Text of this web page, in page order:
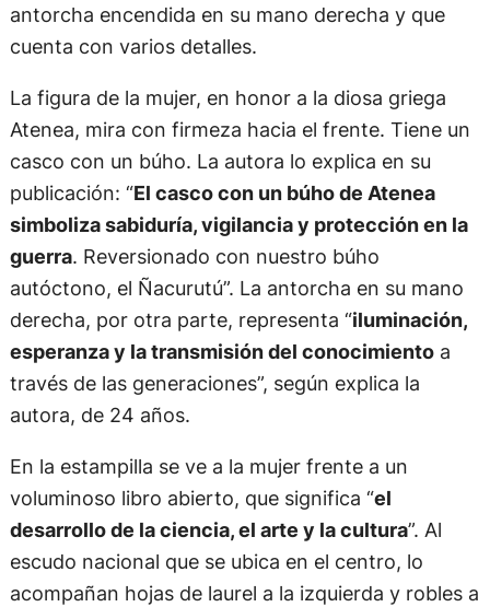
antorcha encendida en su mano derecha y que
cuenta con varios detalles.
La figura de la mujer, en honor a la diosa griega
Atenea, mira con firmeza hacia el frente. Tiene un
casco con un búho. La autora lo explica en su
publicación: “El casco con un búho de Atenea
simboliza sabiduría, vigilancia y protección en la
guerra. Reversionado con nuestro búho
autóctono, el Ñacurutú”. La antorcha en su mano
derecha, por otra parte, representa “iluminación,
esperanza y la transmisión del conocimientoa
través de las generaciones”, según explica la
autora, de 24 años.
En la estampilla se ve a la mujer frente a un
voluminoso libro abierto, que significa “el
desarrollo de la ciencia, el arte y la cultura”. Al
escudo nacional que se ubica en el centro, lo
acompañan hojas de laurel a la izquierda y robles a